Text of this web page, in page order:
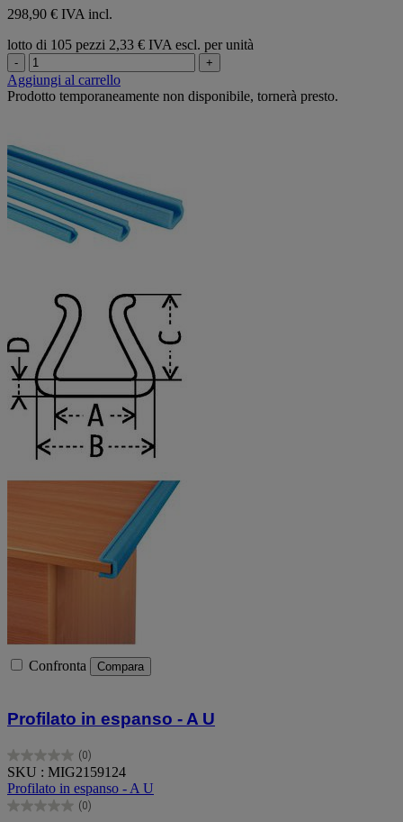
298,90 € IVA incl.
lotto di 105 pezzi 2,33 € IVA escl. per unità
- +
Aggiungi al carrello
Prodotto temporaneamente non disponibile, tornerà presto.
Confronta Compara
Profilato in espanso - A U
(0)
0.0
su
5
stelle.
SKU : MIG2159124
Profilato in espanso - A U
(0)
0.0